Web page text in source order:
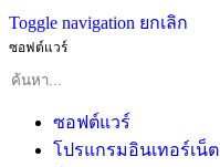
Toggle navigation ยกเลิก
ซอฟต์แวร์
ซอฟต์แวร์
โปรแกรมอินเทอร์เน็ต